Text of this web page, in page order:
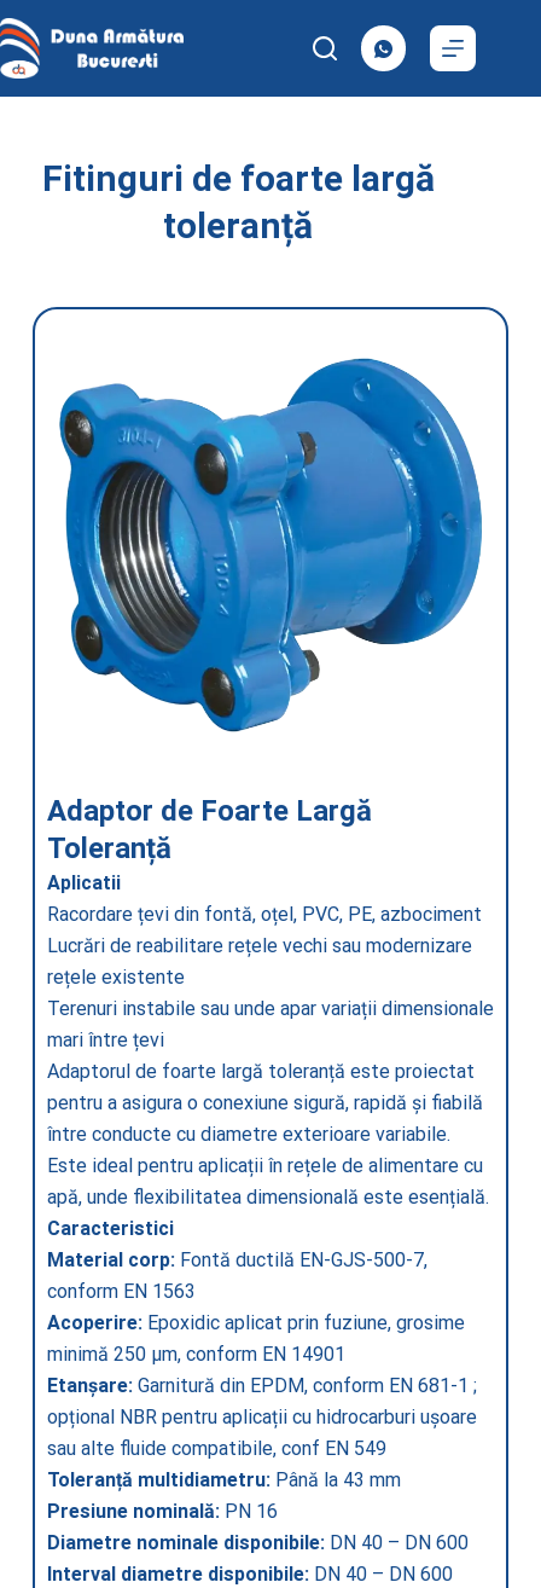
Fitinguri de foarte largă
toleranță
Adaptor de Foarte Largă
Toleranță
Aplicatii
Racordare țevi din fontă, oțel, PVC, PE, azbociment
Lucrări de reabilitare rețele vechi sau modernizare
rețele existente
Terenuri instabile sau unde apar variații dimensionale
mari între țevi
Adaptorul de foarte largă toleranță este proiectat
pentru a asigura o conexiune sigură, rapidă și fiabilă
între conducte cu diametre exterioare variabile.
Este ideal pentru aplicații în rețele de alimentare cu
apă, unde flexibilitatea dimensională este esențială.
Caracteristici
Material corp: Fontă ductilă EN-GJS-500-7,
conform EN 1563
Acoperire: Epoxidic aplicat prin fuziune, grosime
minimă 250 µm, conform EN 14901
Etanșare: Garnitură din EPDM, conform EN 681-1 ;
opțional NBR pentru aplicații cu hidrocarburi ușoare
sau alte fluide compatibile, conf EN 549
Toleranță multidiametru: Până la 43 mm
Presiune nominală: PN 16
Diametre nominale disponibile: DN 40 – DN 600
Interval diametre disponibile: DN 40 – DN 600